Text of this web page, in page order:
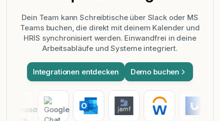
Dein Team kann Schreibtische über Slack oder MS
Teams buchen, die direkt mit deinem Kalender und
HRIS synchronisiert werden. Einwandfrei in deine
Arbeitsabläufe und Systeme integriert.
Integrationen entdecken Demo buchen